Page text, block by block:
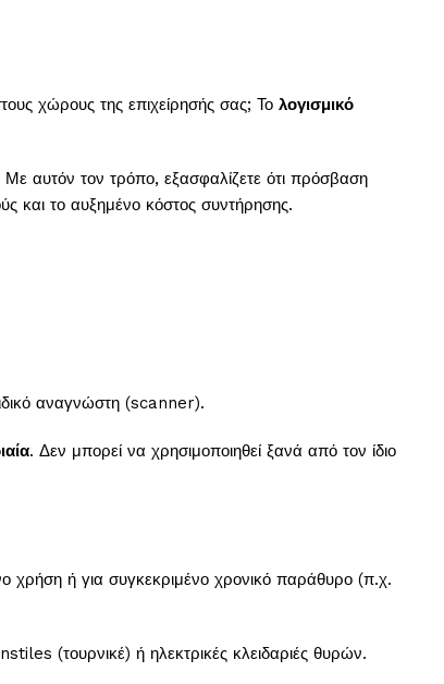
χώρους της επιχείρησής σας; Το λογισμικό
Με αυτόν τον τρόπο, εξασφαλίζετε ότι πρόσβαση
και το αυξημένο κόστος συντήρησης.
αναγνώστη (scanner).
. Δεν μπορεί να χρησιμοποιηθεί ξανά από τον ίδιο
χρήση ή για συγκεκριμένο χρονικό παράθυρο (π.χ.
(τουρνικέ) ή ηλεκτρικές κλειδαριές θυρών.